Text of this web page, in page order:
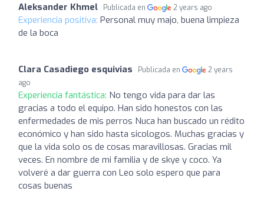
Aleksander Khmel Publicada en 2 years ago
Experiencia positiva: Personal muy majo, buena limpieza
de la boca
Clara Casadiego esquivias Publicada en
2 years
ago
Experiencia fantástica: No tengo vida para dar las
gracias a todo el equipo. Han sido honestos con las
enfermedades de mis perros Nuca han buscado un rédito
económico y han sido hasta sicologos. Muchas gracias y
que la vida solo os de cosas maravillosas. Gracias mil
veces. En nombre de mi familia y de skye y coco. Ya
volveré a dar guerra con Leo solo espero que para
cosas buenas